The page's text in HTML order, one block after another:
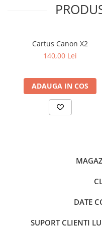
Cartus Canon X2
140,00 Lei
ADAUGA IN COS
DATE
SUPORT CLIENTI